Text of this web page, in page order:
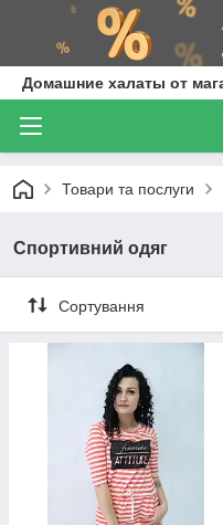
Домашние халаты от
Товари та послуги
Спортивний одяг
Сортування